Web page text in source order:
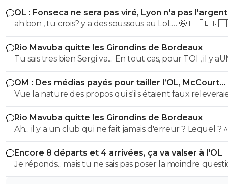
OL : Fonseca ne sera pas viré, Lyon n'a pas
le faire
ah bon , tu crois? y a des soussous au LoL…
Rio Mavuba quitte les Girondins de Bordeaux
Tu sais tres bien Sergi va.... En tout cas, pour TOI , il y
SEUL CLUB qui est parfait... Et qui QUOI QU IL ARRIVE
sera JMAIS critiqué par toi..... Tu te rends compte que
seul a defendre mordicus le mec qui a faillit couler
mon pauvre vieux fou... tu t'en rends compte au
OM : Des médias payés pour tailler l’OL, McCourt
accusé
Vue la nature des propos qui s'ils étaient faux
la diffamation, je penses que c'est bien documenté et
Rio Mavuba quitte les Girondins de Bordeaux
Ah... il y a un club qui ne fait jamais d'erreur ? Lequel ?
Encore 8 départs et 4 arrivées, ça va valser à l'OL
Je réponds... mais tu ne sais pas poser la moindre